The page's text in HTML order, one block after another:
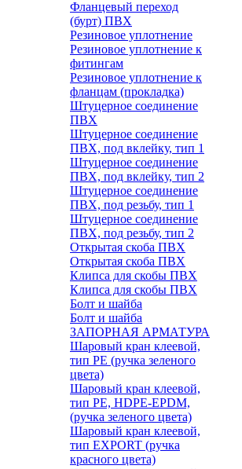
Фланцевый переход
(бурт) ПВХ
Резиновое уплотнение
Резиновое уплотнение к
фитингам
Резиновое уплотнение к
фланцам (прокладка)
Штуцерное соединение
ПВХ
Штуцерное соединение
ПВХ, под вклейку, тип 1
Штуцерное соединение
ПВХ, под вклейку, тип 2
Штуцерное соединение
ПВХ, под резьбу, тип 1
Штуцерное соединение
ПВХ, под резьбу, тип 2
Открытая скоба ПВХ
Открытая скоба ПВХ
Клипса для скобы ПВХ
Клипса для скобы ПВХ
Болт и шайба
Болт и шайба
ЗАПОРНАЯ АРМАТУРА
Шаровый кран клеевой,
тип PE (ручка зеленого
цвета)
Шаровый кран клеевой,
тип PE, HDPE-EPDM,
(ручка зеленого цвета)
Шаровый кран клеевой,
тип EXPORT (ручка
красного цвета)